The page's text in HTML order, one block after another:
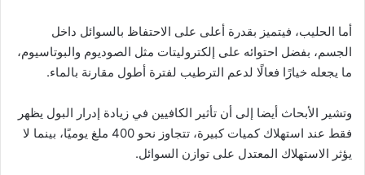
أما الحليب، فيتميز بقدرة أعلى على الاحتفاظ بالسوائل داخل
الجسم، بفضل احتوائه على إلكتروليتات مثل الصوديوم والبوتاسيوم،
ما يجعله خيارًا فعالًا لدعم الترطيب لفترة أطول مقارنة بالماء.
وتشير الأبحاث أيضا إلى أن تأثير الكافيين في زيادة إدرار البول يظهر
فقط عند استهلاك كميات كبيرة، تتجاوز نحو 400 ملغ يوميًا، بينما لا
يؤثر الاستهلاك المعتدل على توازن السوائل.